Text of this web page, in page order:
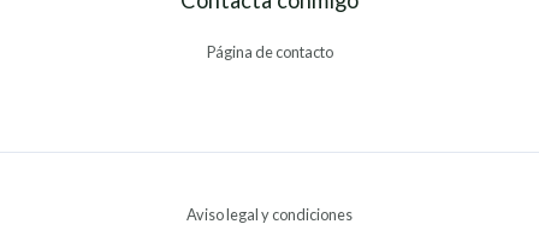
Página de contacto
Aviso legal y condiciones